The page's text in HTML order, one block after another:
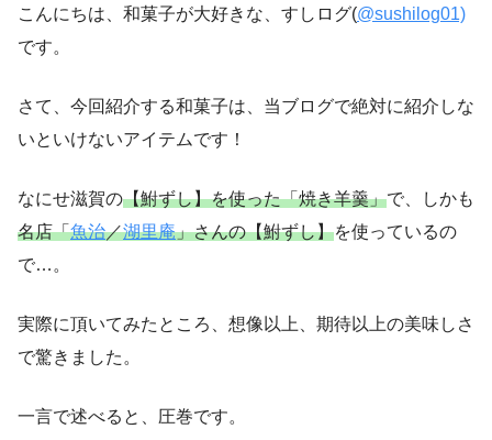
こんにちは、和菓子が大好きな、すしログ(@sushilog01)
です。
さて、今回紹介する和菓子は、当ブログで絶対に紹介しな
いといけないアイテムです！
なにせ滋賀の【鮒ずし】を使った「焼き羊羹」で、しかも
名店「魚治／湖里庵」さんの【鮒ずし】を使っているの
で…。
実際に頂いてみたところ、想像以上、期待以上の美味しさ
で驚きました。
一言で述べると、圧巻です。